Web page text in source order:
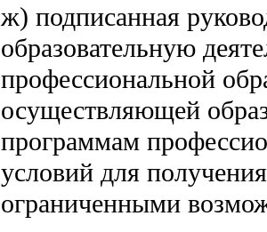
ж) подписанная
образовательную
профессиональной
осуществляющей
программам
условий для
ограниченными